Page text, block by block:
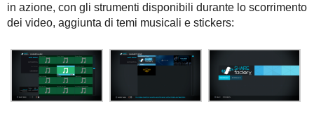
in azione, con gli strumenti disponibili durante lo scorrimento
dei video, aggiunta di temi musicali e stickers: